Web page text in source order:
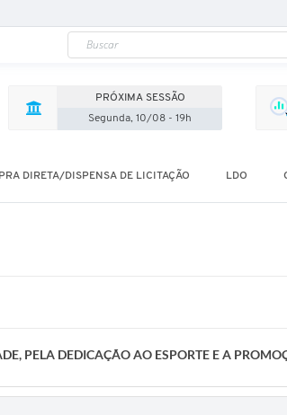
PRÓXIMA SESSÃO
Segunda, 10/08 - 19h
DIRETA/DISPENSA DE LICITAÇÃO LDO
PELA DEDICAÇÃO AO ESPORTE E A